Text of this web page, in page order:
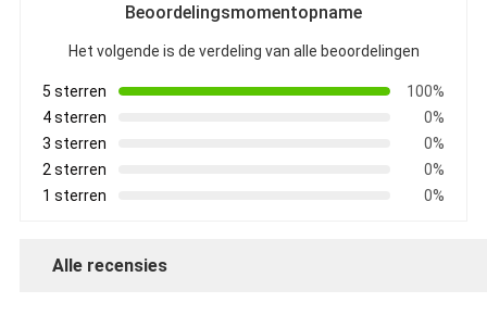
Beoordelingsmomentopname
Het volgende is de verdeling van alle beoordelingen
5 sterren
100%
4 sterren
0%
3 sterren
0%
2 sterren
0%
1 sterren
0%
Alle recensies